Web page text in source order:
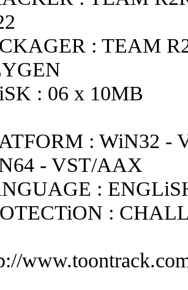
: TEAM
: 06 x 10MB
: WiN32 -
- VST/AAX
:
: